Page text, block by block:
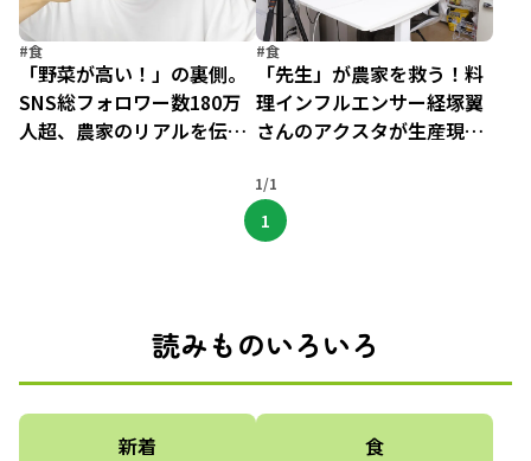
#食
「野菜が高い！」の裏側。
SNS総フォロワー数180万
人超、農家のリアルを伝え
#食
「先生」が農家を救う！料
理インフルエンサー経塚翼
さんのアクスタが生産現場
1/1
1
読みものいろいろ
新着 食